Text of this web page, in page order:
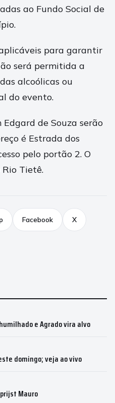
ao Fundo Social de
para garantir
será permitida a
alcoólicas ou
do evento.
de Souza serão
é Estrada dos
pelo portão 2. O
Tietê.
Facebook X
e Agrado vira alvo
domingo; veja ao vivo
Mauro